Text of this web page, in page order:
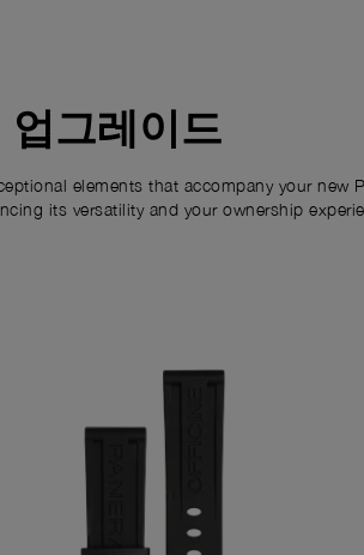
업그레이드
elements that accompany your new
its versatility and your ownership